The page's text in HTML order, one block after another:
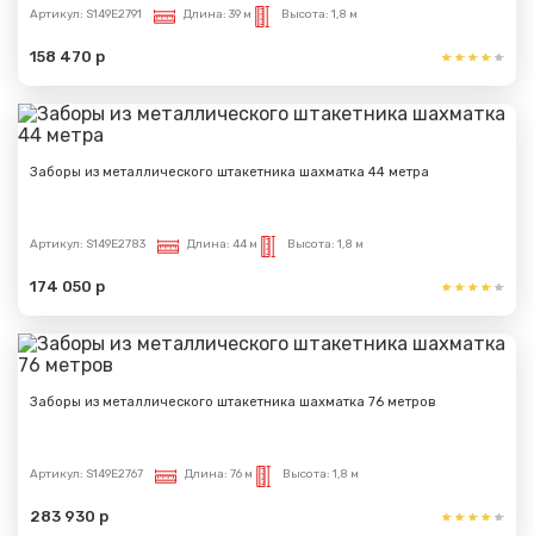
Артикул: S149E2791 Длина: 39 м Высота: 1,8 м
158 470 р
Заборы из металлического штакетника шахматка 44 метра
Артикул: S149E2783 Длина: 44 м Высота: 1,8 м
174 050 р
Заборы из металлического штакетника шахматка 76 метров
Артикул: S149E2767 Длина: 76 м Высота: 1,8 м
283 930 р